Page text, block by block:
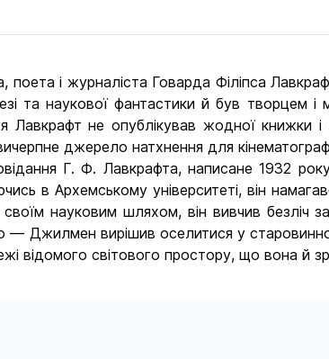
поета і журналіста Говарда Філіпса
та наукової фантастики й був творцем
Лавкрафт не опублікував жодної книжки
джерело натхнення для
Г. Ф. Лавкрафта, написане 1932
в Архемському університеті, він
науковим шляхом, він вивчив
Джилмен вирішив оселитися у
межі відомого світового простору,